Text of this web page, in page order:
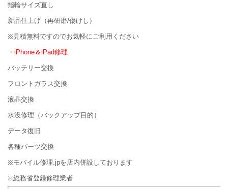
指輪サイズ直し
新品仕上げ（再研磨/傷けし）
※見積無料ですのでお気軽にご利用ください
・ iPhone＆iPad修理
バッテリー交換
フロントガラス交換
液晶交換
水没修理（バックアップ目的）
データ復旧
各種パーツ交換
※モバイル修理.jpを店内併設しております
※総務省登録修理業者